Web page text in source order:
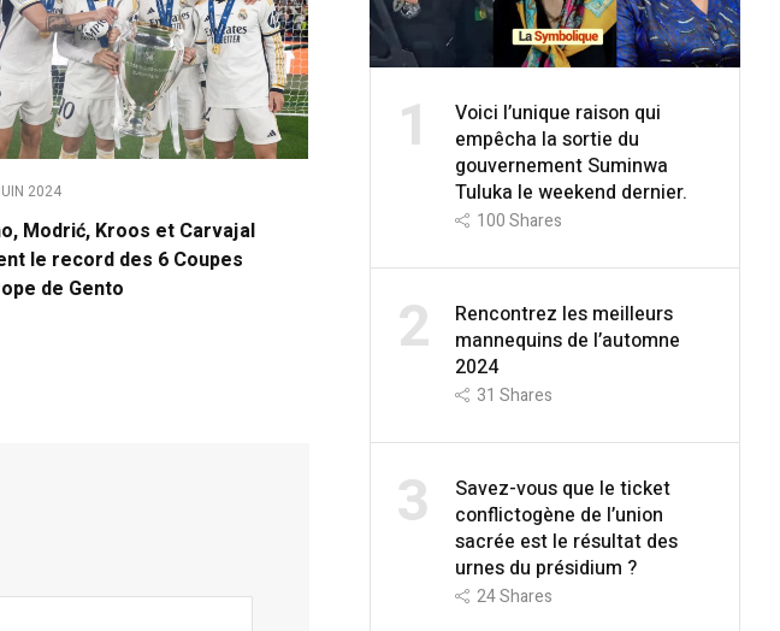
2024
Modrić, Kroos et Carvajal
le record des 6 Coupes
de Gento
1
Voici l’unique raison qui
empêcha la sortie du
gouvernement Suminwa
Tuluka le weekend dernier.
100Shares
2
Rencontrez les meilleurs
mannequins de l’automne
2024
31 Shares
3
Savez-vous que le ticket
conflictogène de l’union
sacrée est le résultat des
urnes du présidium ?
24Shares